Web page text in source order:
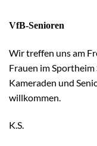
VfB-Senioren
Wir treffen uns am
Frauen im Sportheim
Kameraden und
willkommen.
K.S.